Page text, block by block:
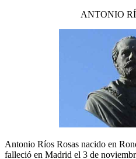
ANTONIO
Antonio Ríos Rosas nacido en
falleció en Madrid el 3 de